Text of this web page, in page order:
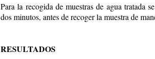
Para la recogida de muestras de agua tratada
dos minutos, antes de recoger la muestra de
RESULTADOS